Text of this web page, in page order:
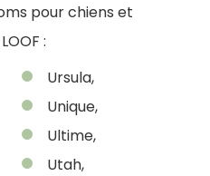
pour chiens et
:
Ursula,
Unique,
Ultime,
Utah,